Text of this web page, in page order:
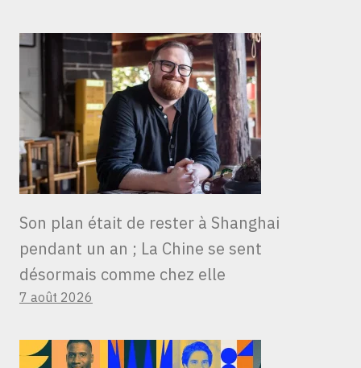
Son plan était de rester à Shanghai
pendant un an ; La Chine se sent
désormais comme chez elle
7 août 2026